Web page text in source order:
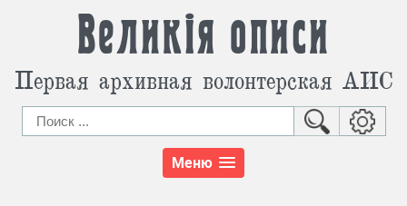
Великія описи
Первая архивная волонтерская АИС
Меню